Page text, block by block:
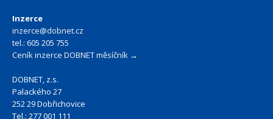
Inzerce
inzerce@dobnet.cz
tel.: 605 205 755
Ceník inzerce DOBNET měsíčník →
DOBNET, z.s.
Palackého 27
252 29 Dobřichovice
Tel.: 277 001 111